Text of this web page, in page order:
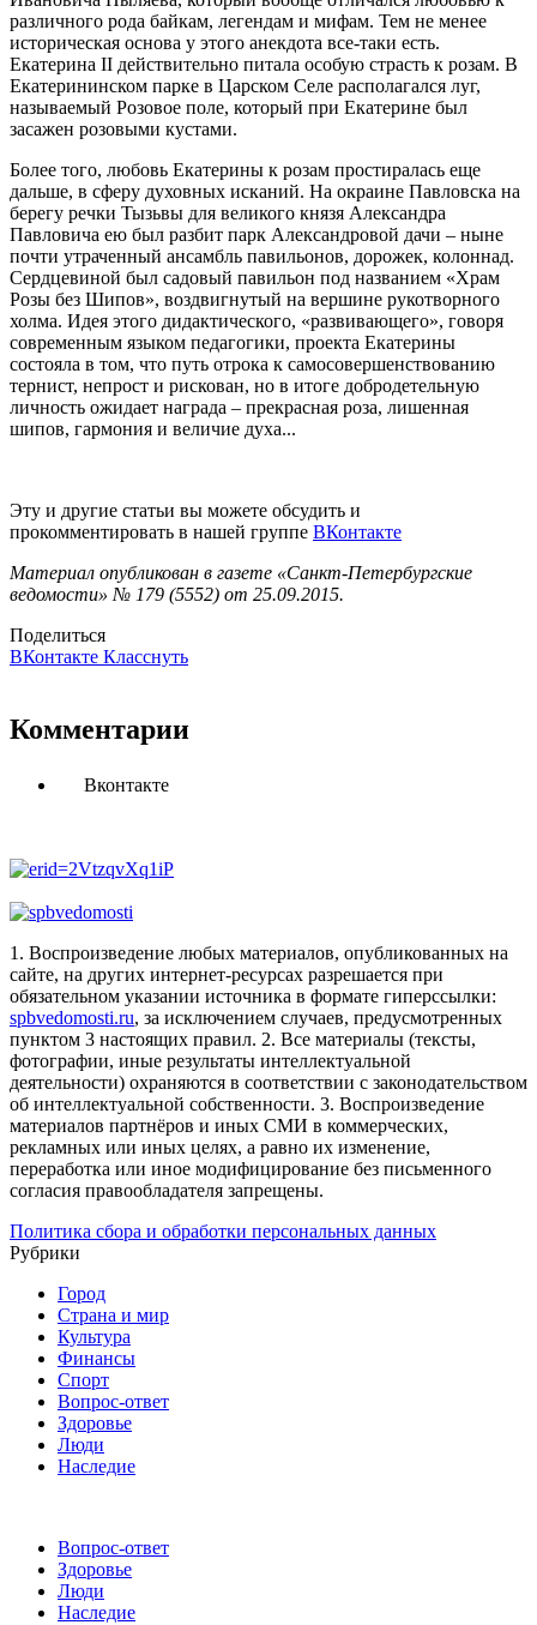
различного рода байкам, легендам и мифам. Тем не менее
историческая основа у этого анекдота все-таки есть.
Екатерина II действительно питала особую страсть к розам. В
Екатерининском парке в Царском Селе располагался луг,
называемый Розовое поле, который при Екатерине был
засажен розовыми кустами.
Более того, любовь Екатерины к розам простиралась еще
дальше, в сферу духовных исканий. На окраине Павловска на
берегу речки Тызьвы для великого князя Александра
Павловича ею был разбит парк Александровой дачи – ныне
почти утраченный ансамбль павильонов, дорожек, колоннад.
Сердцевиной был садовый павильон под названием «Храм
Розы без Шипов», воздвигнутый на вершине рукотворного
холма. Идея этого дидактического, «развивающего», говоря
современным языком педагогики, проекта Екатерины
состояла в том, что путь отрока к самосовершенствованию
тернист, непрост и рискован, но в итоге добродетельную
личность ожидает награда – прекрасная роза, лишенная
шипов, гармония и величие духа...
Эту и другие статьи вы можете обсудить и
прокомментировать в нашей группе ВКонтакте
Материал опубликован в газете «Санкт-Петербургские
ведомости» № 179 (5552) от 25.09.2015.
Поделиться
ВКонтакте Класснуть
Комментарии
Вконтакте
1. Воспроизведение любых материалов, опубликованных на
сайте, на других интернет-ресурсах разрешается при
обязательном указании источника в формате гиперссылки:
spbvedomosti.ru, за исключением случаев, предусмотренных
пунктом 3 настоящих правил. 2. Все материалы (тексты,
фотографии, иные результаты интеллектуальной
деятельности) охраняются в соответствии с законодательством
об интеллектуальной собственности. 3. Воспроизведение
материалов партнёров и иных СМИ в коммерческих,
рекламных или иных целях, а равно их изменение,
переработка или иное модифицирование без письменного
согласия правообладателя запрещены.
Политика сбора и обработки персональных данных
Рубрики
Город
Страна и мир
Культура
Финансы
Спорт
Вопрос-ответ
Здоровье
Люди
Наследие
Вопрос-ответ
Здоровье
Люди
Наследие